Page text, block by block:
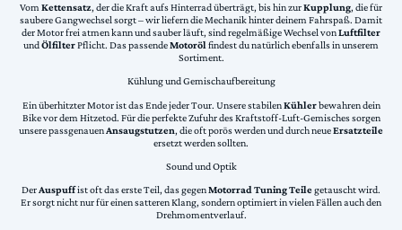
VomKettensatz, der die Kraft aufs Hinterrad überträgt, bis hin zurKupplung, die für
saubere Gangwechsel sorgt – wir liefern die Mechanik hinter deinem Fahrspaß. Damit
der Motor frei atmen kann und sauber läuft, sind regelmäßige Wechsel vonLuftfilter
undÖlfilterPflicht. Das passendeMotorölfindest du natürlich ebenfalls in unserem
Sortiment.
Kühlung und Gemischaufbereitung
Ein überhitzter Motor ist das Ende jeder Tour. Unsere stabilenKühlerbewahren dein
Bike vor dem Hitzetod. Für die perfekte Zufuhr des Kraftstoff-Luft-Gemisches sorgen
unsere passgenauenAnsaugstutzen, die oft porös werden und durch neueErsatzteile
ersetzt werden sollten.
Sound und Optik
DerAuspuffist oft das erste Teil, das gegenMotorrad Tuning Teilegetauscht wird.
Er sorgt nicht nur für einen satteren Klang, sondern optimiert in vielen Fällen auch den
Drehmomentverlauf.